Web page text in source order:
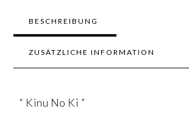
BESCHREIBUNG
ZUSÄTZLICHE INFORMATION
“ Kinu No Ki ”